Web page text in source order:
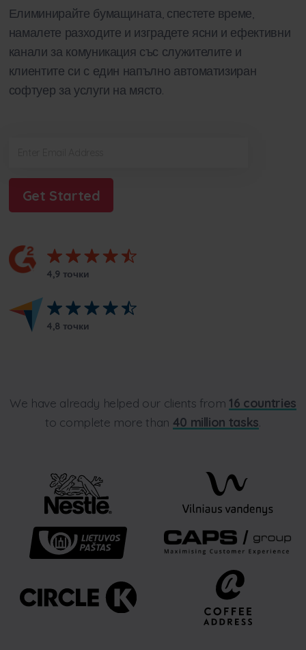
Елиминирайте бумащината, спестете време,
намалете разходите и изградете ясни и ефективни
канали за комуникация със служителите и
клиентите си с един напълно автоматизиран
софтуер за услуги на място.
Get Started
4,9 точки
4,8 точки
We have already helped our clients from 16 countries
to complete more than 40 million tasks.